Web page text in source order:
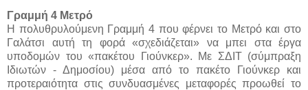
Γραμμή 4 Μετρό
Η πολυθρυλούμενη Γραμμή 4 που φέρνει το Μετρό και στο
Γαλάτσι αυτή τη φορά «σχεδιάζεται» να μπει στα έργα
υποδομών του «πακέτου Γιούνκερ». Με ΣΔΙΤ (σύμπραξη
Ιδιωτών - Δημοσίου) μέσα από το πακέτο Γιούνκερ και
προτεραιότητα στις συνδυασμένες μεταφορές προωθεί το